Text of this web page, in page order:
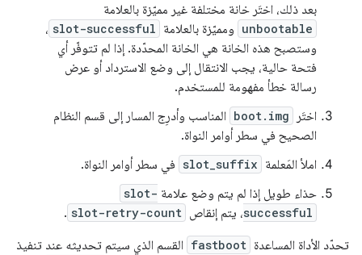
بعد ذلك، اختَر خانة مختلفة غير مميّزة بالعلامة
unbootable ومميّزة بالعلامة slot-successful ،
وستصبح هذه الخانة هي الخانة المحدّدة. إذا لم تتوفّر أي
فتحة حالية، يجب الانتقال إلى وضع الاسترداد أو عرض
رسالة خطأ مفهومة للمستخدم.
اختَر
boot.img المناسب وأدرِج المسار إلى قسم النظام
الصحيح في سطر أوامر النواة.
املأ المَعلمة slot_suffix في سطر أوامر النواة.
حذاء طويل إذا لم يتم وضع علامة slot-
successful، يتم إنقاص slot-retry-count
.
تحدّد الأداة المساعدة fastboot القسم الذي سيتم تحديثه عند تنفيذ